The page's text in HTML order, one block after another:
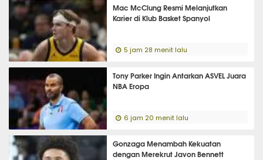
Mac McClung Resmi Melanjutkan
Karier di Klub Basket Spanyol
5 jam 28 menit lalu
Tony Parker Ingin Antarkan ASVEL Juara
NBA Eropa
6 jam 20 menit lalu
Gonzaga Menambah Kekuatan
dengan Merekrut Javon Bennett